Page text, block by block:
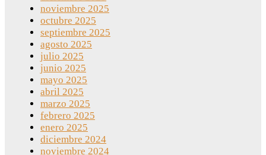
noviembre 2025
octubre 2025
septiembre 2025
agosto 2025
julio 2025
junio 2025
mayo 2025
abril 2025
marzo 2025
febrero 2025
enero 2025
diciembre 2024
noviembre 2024